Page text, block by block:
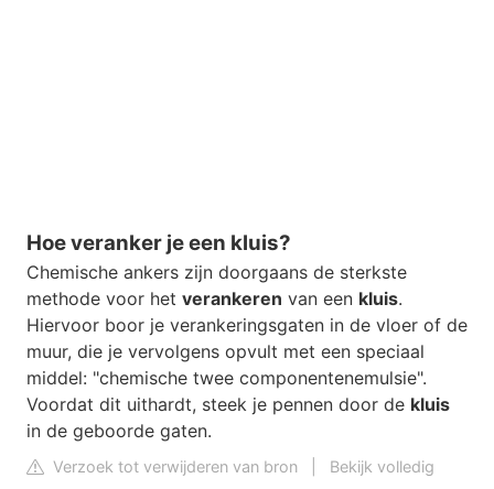
Hoe veranker je een kluis?
Chemische ankers zijn doorgaans de sterkste
methode voor het verankeren van een kluis.
Hiervoor boor je verankeringsgaten in de vloer of de
muur, die je vervolgens opvult met een speciaal
middel: "chemische twee componentenemulsie".
Voordat dit uithardt, steek je pennen door de kluis
in de geboorde gaten.
Verzoek tot verwijderen van bron
Bekijk volledig